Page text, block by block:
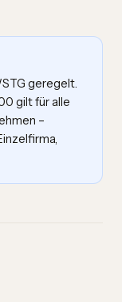
geregelt.
gilt für alle
–